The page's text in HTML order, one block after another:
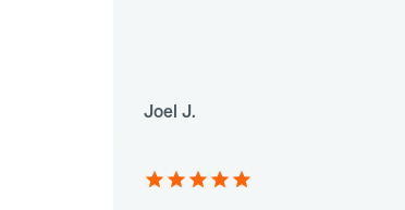
Joel J.